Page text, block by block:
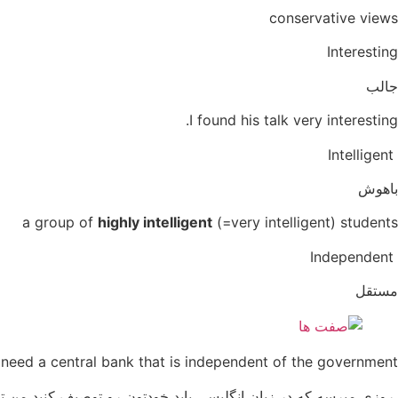
conservative views
Interesting
جالب
I found his talk very interesting.
باهوش
a group of highly intelligent (=very intelligent) students
مستقل
a central bank that is independent of the government.